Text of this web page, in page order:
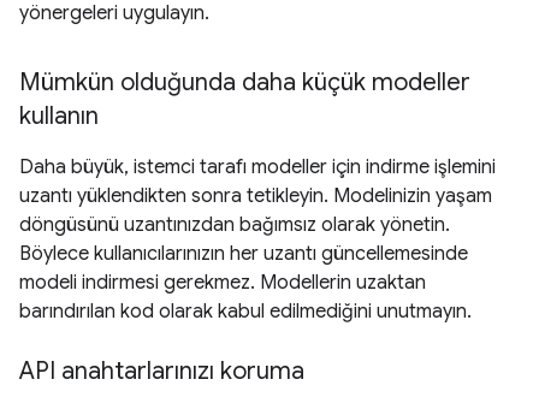
yönergeleri uygulayın.
Mümkün olduğunda daha küçük modeller
kullanın
Daha büyük, istemci tarafı modeller için indirme işlemini
uzantı yüklendikten sonra tetikleyin. Modelinizin yaşam
döngüsünü uzantınızdan bağımsız olarak yönetin.
Böylece kullanıcılarınızın her uzantı güncellemesinde
modeli indirmesi gerekmez. Modellerin uzaktan
barındırılan kod olarak kabul edilmediğini unutmayın.
API anahtarlarınızı koruma